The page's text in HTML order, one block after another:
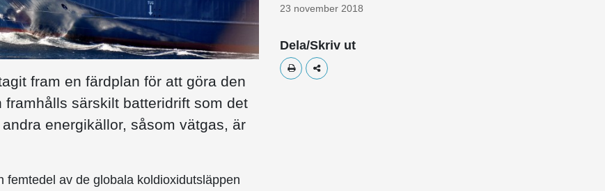
fram en färdplan för att göra den
särskilt batteridrift som det
energikällor, såsom vätgas, är
av de globala koldioxidutsläppen
23 november 2018
Dela/Skriv ut
Skriv utDela